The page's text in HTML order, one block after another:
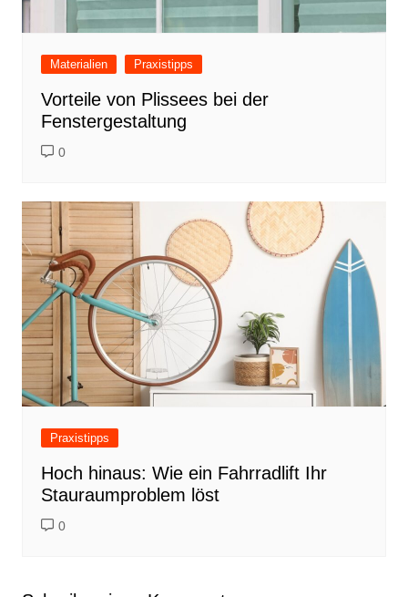
Materialien Praxistipps
Vorteile von Plissees bei der
Fenstergestaltung
0
Praxistipps
Hoch hinaus: Wie ein Fahrradlift Ihr
Stauraumproblem löst
0